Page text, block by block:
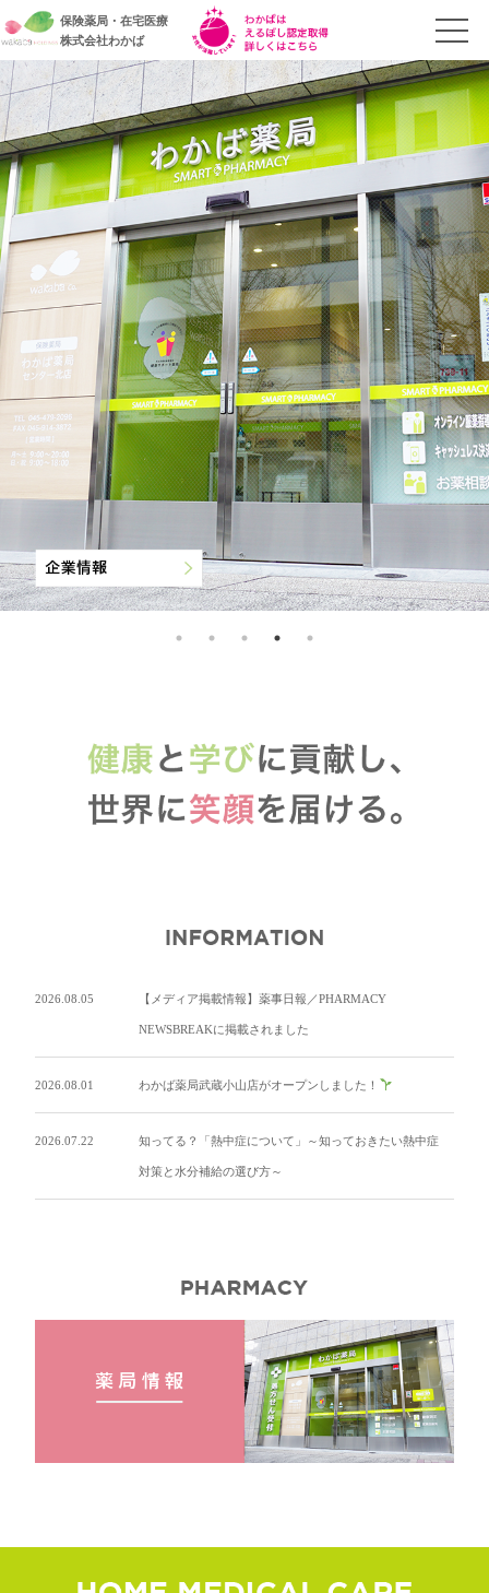
保険薬局・在宅医療
株式会社わかば
2026.08.05 【メディア掲載情報】薬事日報／PHARMACY
NEWSBREAKに掲載されました
2026.08.01 わかば薬局武蔵小山店がオープンしました！
2026.07.22 知ってる？「熱中症について」～知っておきたい熱中症
対策と水分補給の選び方～